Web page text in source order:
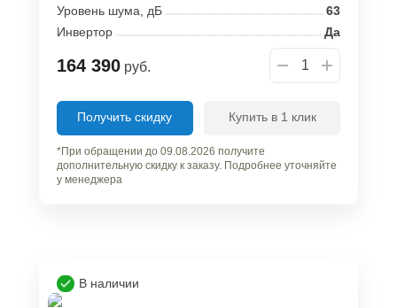
Уровень шума, дБ
63
Инвертор
Да
164 390 руб.
Получить скидку Купить в 1 клик
*При обращении до 09.08.2026 получите
дополнительную скидку к заказу. Подробнее уточняйте
у менеджера
В наличии